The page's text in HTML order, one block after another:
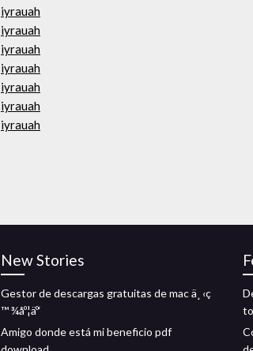
iyrauah
iyrauah
iyrauah
iyrauah
iyrauah
iyrauah
iyrauah
New Stories
Gestor de descargas gratuitas de mac ä¸ ‹ç
™ ¾åº¦äº‘
Amigo donde está mi beneficio pdf